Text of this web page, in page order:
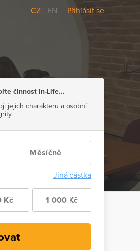
CZ EN Přihlásit se
činnost In-Life...
jejich charakteru a osobní
Měsíčně
Jiná částka
Kč 1 000 Kč